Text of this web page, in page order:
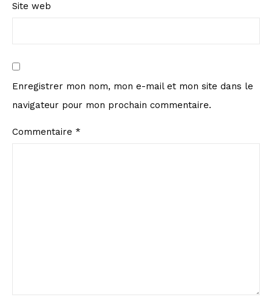
Site web
Enregistrer mon nom, mon e-mail et mon site dans le
navigateur pour mon prochain commentaire.
Commentaire *